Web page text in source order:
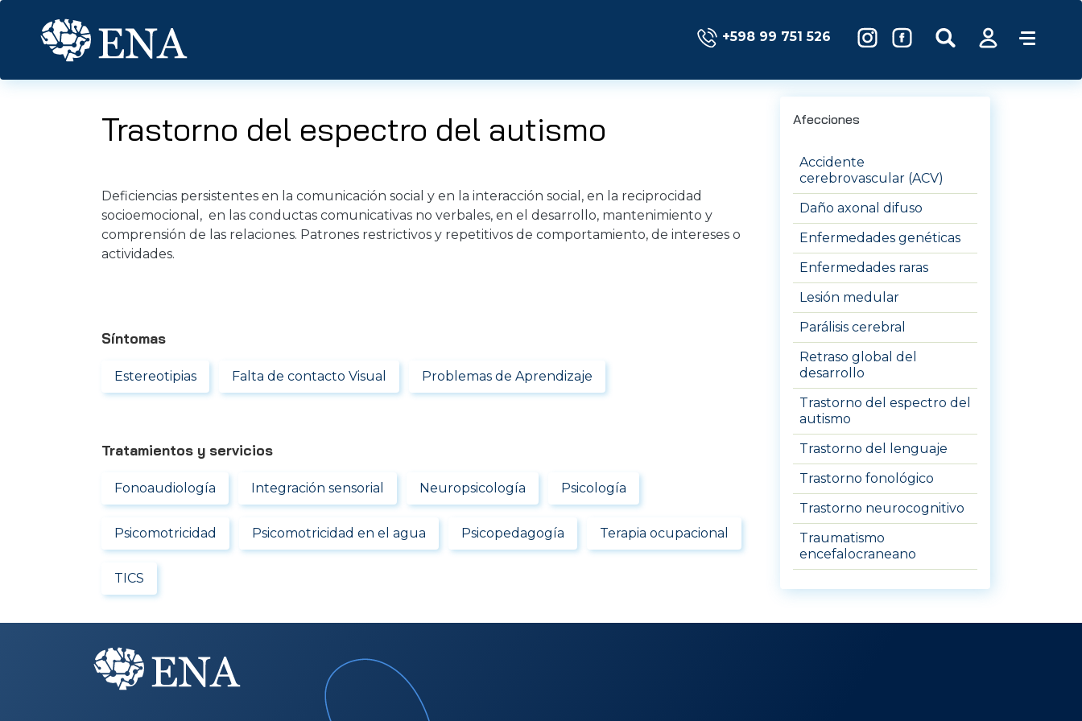
+598 99 751 526
Trastorno del espectro del autismo
Deficiencias persistentes en la comunicación social y en la interacción social, en la reciprocidad
socioemocional, en las conductas comunicativas no verbales, en el desarrollo, mantenimiento y
comprensión de las relaciones. Patrones restrictivos y repetitivos de comportamiento, de intereses o
actividades.
Síntomas
Estereotipias Falta de contacto Visual Problemas de Aprendizaje
Tratamientos y servicios
Fonoaudiología Integración sensorial Neuropsicología Psicología
Psicomotricidad Psicomotricidad en el agua Psicopedagogía Terapia ocupacional
TICS
Afecciones
Accidente
cerebrovascular (ACV)
Daño axonal difuso
Enfermedades genéticas
Enfermedades raras
Lesión medular
Parálisis cerebral
Retraso global del
desarrollo
Trastorno del espectro del
autismo
Trastorno del lenguaje
Trastorno fonológico
Trastorno neurocognitivo
Traumatismo
encefalocraneano